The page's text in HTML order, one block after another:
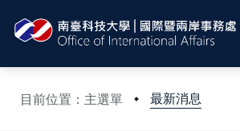
目前位置：主選單 最新消息